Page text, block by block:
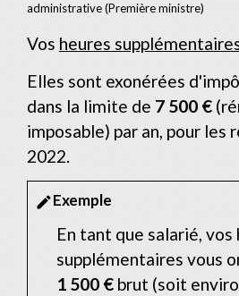
administrative (Première ministre)
Vos heures
Elles sont exonérées
dans la limite de 7 500 €
imposable) par an, pour les
2022.
editExemple
En tant que salarié, vos
supplémentaires vous
1 500 € brut (soit